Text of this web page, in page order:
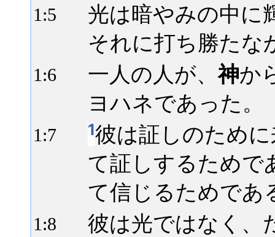
1:5
光は暗やみの中に
それに打ち勝たな
1:6 一人の人が、神か
ヨハネであった。
1:7 1彼は証しのため
て証しするためで
て信じるためであ
1:8
彼は光ではなく、